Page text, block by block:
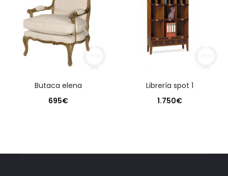
butaca elena
695€
librería spot 1
1.750€